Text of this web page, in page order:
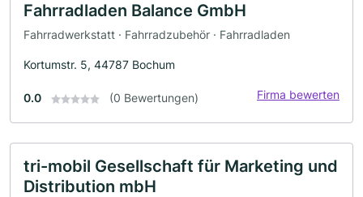
Fahrradladen Balance GmbH
Fahrradwerkstatt · Fahrradzubehör · Fahrradladen
Kortumstr. 5, 44787 Bochum
0.0 (0 Bewertungen) Firma bewerten
tri-mobil Gesellschaft für Marketing und
Distribution mbH